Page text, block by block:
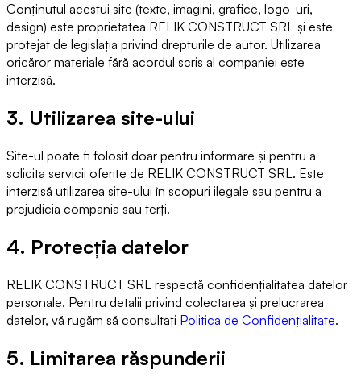
Conținutul acestui site (texte, imagini, grafice, logo-uri,
design) este proprietatea RELIK CONSTRUCT SRL și este
protejat de legislația privind drepturile de autor. Utilizarea
oricăror materiale fără acordul scris al companiei este
interzisă.
3. Utilizarea site-ului
Site-ul poate fi folosit doar pentru informare și pentru a
solicita servicii oferite de RELIK CONSTRUCT SRL. Este
interzisă utilizarea site-ului în scopuri ilegale sau pentru a
prejudicia compania sau terți.
4. Protecția datelor
RELIK CONSTRUCT SRL respectă confidențialitatea datelor
personale. Pentru detalii privind colectarea și prelucrarea
datelor, vă rugăm să consultați Politica de Confidențialitate.
5. Limitarea răspunderii